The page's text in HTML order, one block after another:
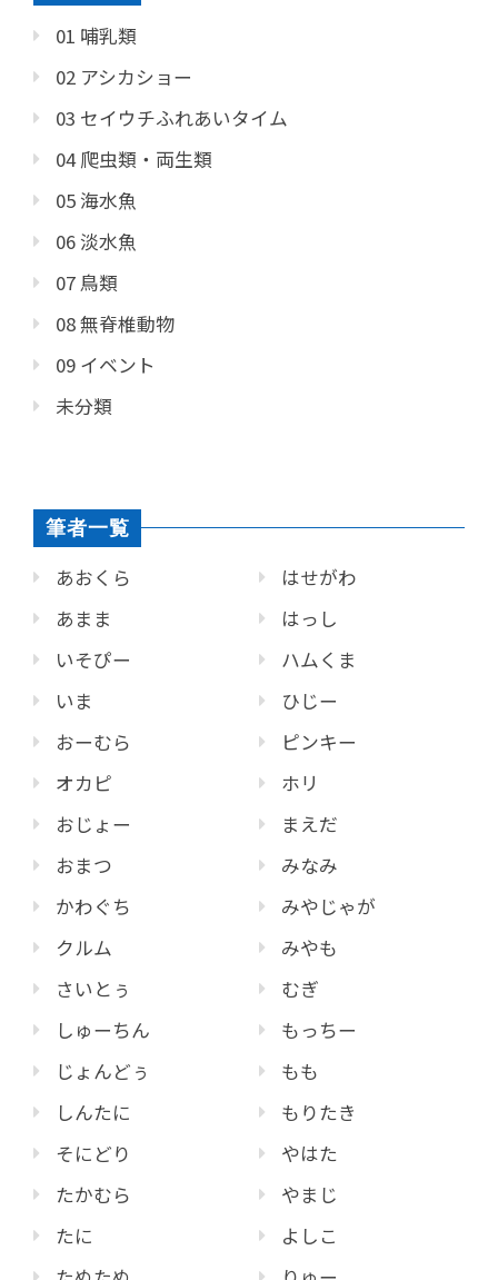
01 哺乳類
02 アシカショー
03 セイウチふれあいタイム
04 爬虫類・両生類
05 海水魚
06 淡水魚
07 鳥類
08 無脊椎動物
09 イベント
未分類
筆者一覧
あおくら
あまま
いそぴー
いま
おーむら
オカピ
おじょー
おまつ
かわぐち
クルム
さいとぅ
しゅーちん
じょんどぅ
しんたに
そにどり
たかむら
たに
はせがわ
はっし
ハムくま
ひじー
ピンキー
ホリ
まえだ
みなみ
みやじゃが
みやも
むぎ
もっちー
もも
もりたき
やはた
やまじ
よしこ